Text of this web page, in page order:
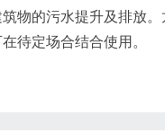
物的污水提升及排放
待定场合结合使用。